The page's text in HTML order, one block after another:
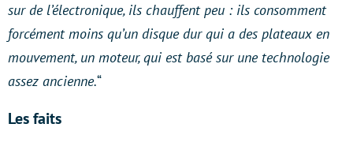
sur de l’électronique, ils chauffent peu : ils consomment
forcément moins qu’un disque dur qui a des plateaux en
mouvement, un moteur, qui est basé sur une technologie
assez ancienne.“
Les faits